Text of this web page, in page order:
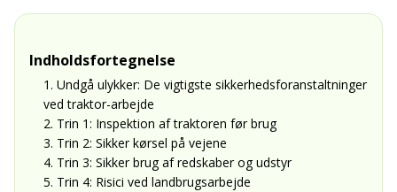
Indholdsfortegnelse
1. Undgå ulykker: De vigtigste sikkerhedsforanstaltninger
ved traktor-arbejde
2. Trin 1: Inspektion af traktoren før brug
3. Trin 2: Sikker kørsel på vejene
4. Trin 3: Sikker brug af redskaber og udstyr
5. Trin 4: Risici ved landbrugsarbejde